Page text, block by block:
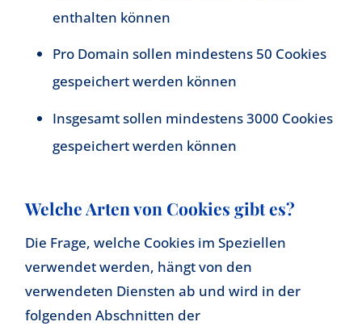
enthalten können
Pro Domain sollen mindestens 50 Cookies
gespeichert werden können
Insgesamt sollen mindestens 3000 Cookies
gespeichert werden können
Welche Arten von Cookies gibt es?
Die Frage, welche Cookies im Speziellen
verwendet werden, hängt von den
verwendeten Diensten ab und wird in der
folgenden Abschnitten der